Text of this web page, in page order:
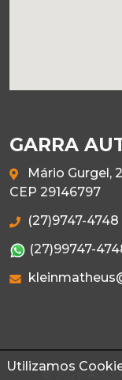
Utilizamos
GARRA
Mário Gurgel,
CEP 29146797
(27)9747-4748
(27)99747-
© 2026